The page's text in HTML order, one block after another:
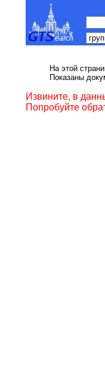
На этой
Показаны
Извините, в
Попробуйте